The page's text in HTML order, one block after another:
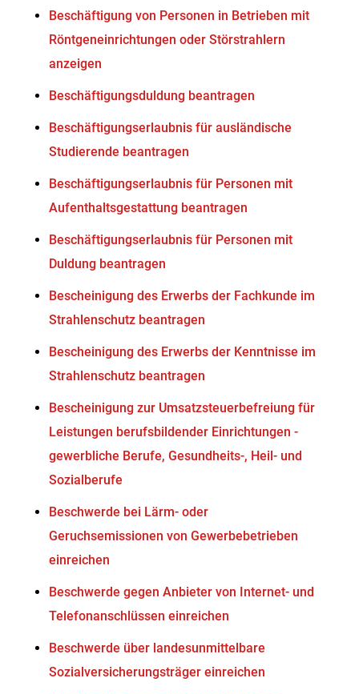
Beschäftigung von Personen in Betrieben mit
Röntgeneinrichtungen oder Störstrahlern
anzeigen
Beschäftigungsduldung beantragen
Beschäftigungserlaubnis für ausländische
Studierende beantragen
Beschäftigungserlaubnis für Personen mit
Aufenthaltsgestattung beantragen
Beschäftigungserlaubnis für Personen mit
Duldung beantragen
Bescheinigung des Erwerbs der Fachkunde im
Strahlenschutz beantragen
Bescheinigung des Erwerbs der Kenntnisse im
Strahlenschutz beantragen
Bescheinigung zur Umsatzsteuerbefreiung für
Leistungen berufsbildender Einrichtungen -
gewerbliche Berufe, Gesundheits-, Heil- und
Sozialberufe
Beschwerde bei Lärm- oder
Geruchsemissionen von Gewerbebetrieben
einreichen
Beschwerde gegen Anbieter von Internet- und
Telefonanschlüssen einreichen
Beschwerde über landesunmittelbare
Sozialversicherungsträger einreichen